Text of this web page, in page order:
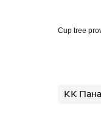
Cup tree
КК